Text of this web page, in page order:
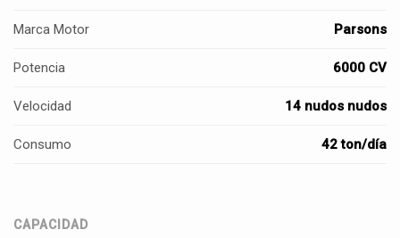
Marca Motor Parsons
Potencia 6000 CV
Velocidad 14 nudos nudos
Consumo 42 ton/día
CAPACIDAD